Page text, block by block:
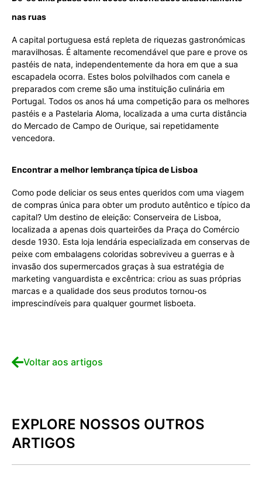
nas ruas
A capital portuguesa está repleta de riquezas gastronómicas
maravilhosas. É altamente recomendável que pare e prove os
pastéis de nata, independentemente da hora em que a sua
escapadela ocorra. Estes bolos polvilhados com canela e
preparados com creme são uma instituição culinária em
Portugal. Todos os anos há uma competição para os melhores
pastéis e a Pastelaria Aloma, localizada a uma curta distância
do Mercado de Campo de Ourique, sai repetidamente
vencedora.
Encontrar a melhor lembrança típica de Lisboa
Como pode deliciar os seus entes queridos com uma viagem
de compras única para obter um produto autêntico e típico da
capital? Um destino de eleição: Conserveira de Lisboa,
localizada a apenas dois quarteirões da Praça do Comércio
desde 1930. Esta loja lendária especializada em conservas de
peixe com embalagens coloridas sobreviveu a guerras e à
invasão dos supermercados graças à sua estratégia de
marketing vanguardista e excêntrica: criou as suas próprias
marcas e a qualidade dos seus produtos tornou-os
imprescindíveis para qualquer gourmet lisboeta.
Voltar aos artigos
EXPLORE NOSSOS OUTROS
ARTIGOS